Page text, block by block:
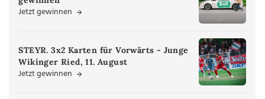
Jetzt gewinnen
STEYR. 3x2 Karten für Vorwärts - Junge
Wikinger Ried, 11. August
Jetzt gewinnen